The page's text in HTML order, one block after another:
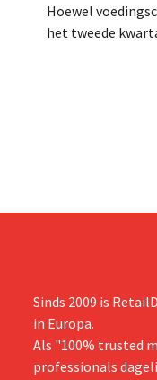
Hoewel
het tweede
Sinds 2009 is
in Europa.
Als "100% trusted
professionals